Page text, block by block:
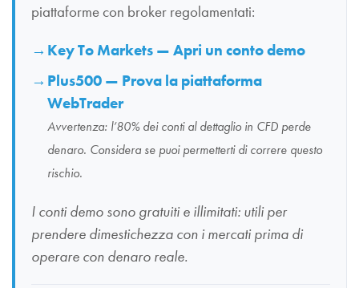
piattaforme con broker regolamentati:
Key To Markets — Apri un conto demo
Plus500 — Prova la piattaforma
WebTrader
Avvertenza: l’80% dei conti al dettaglio in CFD perde
denaro. Considera se puoi permetterti di correre questo
rischio.
I conti demo sono gratuiti e illimitati: utili per
prendere dimestichezza con i mercati prima di
operare con denaro reale.